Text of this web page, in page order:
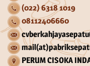
(022) 6318 1019
08112406660
PERUM CISOKA